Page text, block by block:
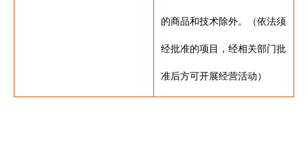
的商品和技术除外。（依法须
经批准的项目，经相关部门批
准后方可开展经营活动）